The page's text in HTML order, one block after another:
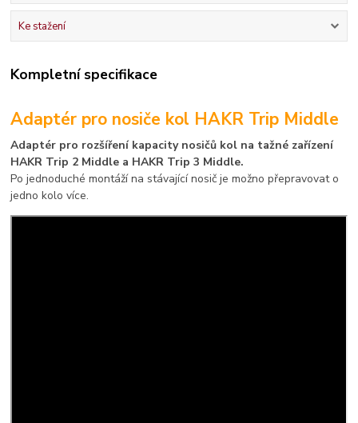
Ke stažení
Kompletní specifikace
Adaptér pro nosiče kol HAKR Trip Middle
Adaptér pro rozšíření kapacity nosičů kol na tažné zařízení
HAKR Trip 2 Middle a HAKR Trip 3 Middle.
Po jednoduché montáží na stávající nosič je možno přepravovat o
jedno kolo více.